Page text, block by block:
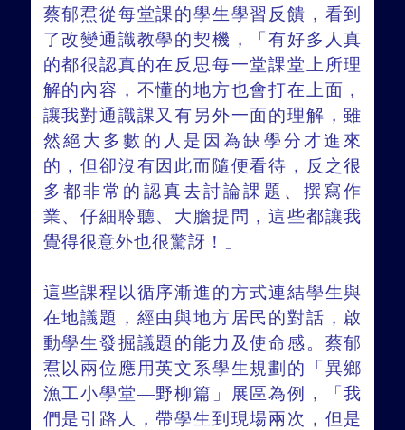
蔡郁焄從每堂課的學生學習反饋，看到
了改變通識教學的契機，「有好多人真
的都很認真的在反思每一堂課堂上所理
解的內容，不懂的地方也會打在上面，
讓我對通識課又有另外一面的理解，雖
然絕大多數的人是因為缺學分才進來
的，但卻沒有因此而隨便看待，反之很
多都非常的認真去討論課題、撰寫作
業、仔細聆聽、大膽提問，這些都讓我
覺得很意外也很驚訝！」
這些課程以循序漸進的方式連結學生與
在地議題，經由與地方居民的對話，啟
動學生發掘議題的能力及使命感。蔡郁
焄以兩位應用英文系學生規劃的「異鄉
漁工小學堂—野柳篇」展區為例，「我
們是引路人，帶學生到現場兩次，但是